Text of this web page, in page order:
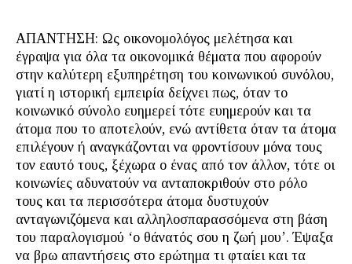
ΑΠΑΝΤΗΣΗ: Ως οικονομολόγος μελέτησα και
έγραψα για όλα τα οικονομικά θέματα που αφορούν
στην καλύτερη εξυπηρέτηση του κοινωνικού συνόλου,
γιατί η ιστορική εμπειρία δείχνει πως, όταν το
κοινωνικό σύνολο ευημερεί τότε ευημερούν και τα
άτομα που το αποτελούν, ενώ αντίθετα όταν τα άτομα
επιλέγουν ή αναγκάζονται να φροντίσουν μόνα τους
τον εαυτό τους, ξέχωρα ο ένας από τον άλλον, τότε οι
κοινωνίες αδυνατούν να ανταποκριθούν στο ρόλο
τους και τα περισσότερα άτομα δυστυχούν
ανταγωνιζόμενα και αλληλοσπαρασσόμενα στη βάση
του παραλογισμού ‘ο θάνατός σου η ζωή μου’. Έψαξα
να βρω απαντήσεις στο ερώτημα τι φταίει και τα